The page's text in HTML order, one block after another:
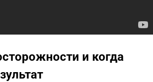
и когда